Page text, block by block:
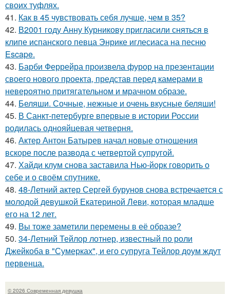
своих туфлях.
41. Как в 45 чувствовать себя лучше, чем в 35?
42. В2001 году Анну Курникову пригласили сняться в
клипе испанского певца Энрике иглесиаса на песню
Escape.
43. Барби Феррейра произвела фурор на презентации
своего нового проекта, представ перед камерами в
невероятно притягательном и мрачном образе.
44. Беляши. Сочные, нежные и очень вкусные беляши!
45. В Санкт-петербурге впервые в истории России
родилась однояйцевая четверня.
46. Актер Антон Батырев начал новые отношения
вскоре после развода с четвертой супругой.
47. Хайди клум снова заставила Нью-йорк говорить о
себе и о своём спутнике.
48. 48-Летний актер Сергей бурунов снова встречается с
молодой девушкой Екатериной Леви, которая младше
его на 12 лет.
49. Вы тоже заметили перемены в её образе?
50. 34-Летний Тейлор лотнер, известный по роли
Джейкоба в "Сумерках", и его супруга Тейлор доум ждут
первенца.
© 2026 Современная девушка